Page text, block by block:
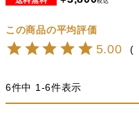
5.00
6件中 1-6件表示